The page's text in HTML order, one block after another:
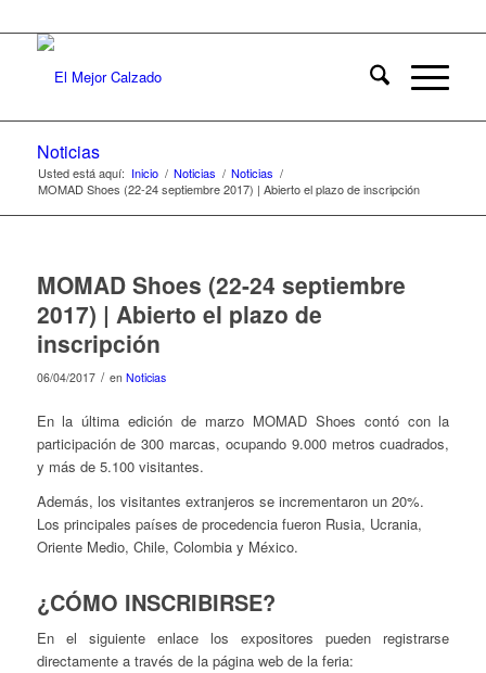
Noticias
Usted está aquí: Inicio / Noticias / Noticias /
MOMAD Shoes (22-24 septiembre 2017) | Abierto el plazo de inscripción
MOMAD Shoes (22-24 septiembre
2017) | Abierto el plazo de
inscripción
06/04/2017 / en Noticias
En la última edición de marzo MOMAD Shoes contó con la
participación de 300 marcas, ocupando 9.000 metros cuadrados,
y más de 5.100 visitantes.
Además, los visitantes extranjeros se incrementaron un 20%.
Los principales países de procedencia fueron Rusia, Ucrania,
Oriente Medio, Chile, Colombia y México.
¿CÓMO INSCRIBIRSE?
En el siguiente enlace los expositores pueden registrarse
directamente a través de la página web de la feria: